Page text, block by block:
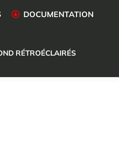
DOCUMENTATION
RÉTROÉCLAIRÉS